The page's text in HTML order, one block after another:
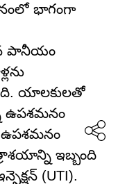
భాగంగా
పానీయం
యాలకులతో
ఉపశమనం
ఉపశమనం
ఇబ్బంది
(UTI).